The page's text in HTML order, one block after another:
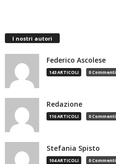
I nostri autori
Federico Ascolese
143 ARTICOLI 0 Commenti
Redazione
116 ARTICOLI 0 Commenti
Stefania Spisto
104 ARTICOLI 0 Commenti